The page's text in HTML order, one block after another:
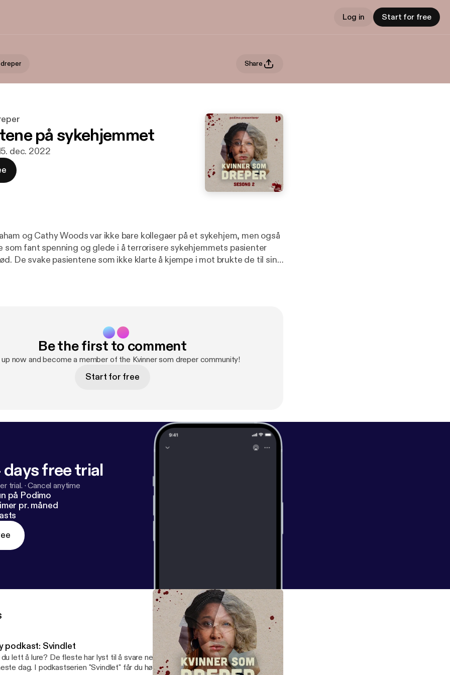
Log in Start for free
Share
på sykehjemmet
dec. 2022
og Cathy Woods var ikke bare kollegaer på et sykehjem, men også
som fant spenning og glede i å terrorisere sykehjemmets pasienter
De svake pasientene som ikke klarte å kjempe i mot brukte de til sin
Lyddesign: Amin Miloud Daglig leder i Fremantle podkast: Mira Kahn
Be the first to comment
up now and become a member of the Kvinner som dreper community!
Start for free
free trial
trial. ·Cancel anytime
på Podimo
pr. måned
podkast: Svindlet
du lett å lure? De fleste har lyst til å svare nei, men likevel blir folk svindlet hver
dag. I podkastserien "Svindlet" får du høre norske svindelhistorier. Fortalt av